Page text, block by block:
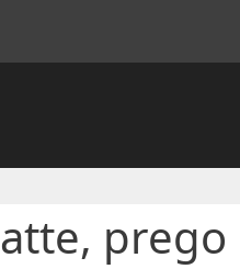
prego